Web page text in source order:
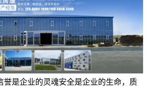
誉是企业的灵魂安全是企业的生命，质